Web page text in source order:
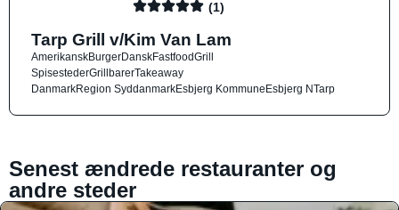
(1)
Tarp Grill v/Kim Van Lam
AmerikanskBurgerDanskFastfoodGrill
SpisestederGrillbarerTakeaway
DanmarkRegion SyddanmarkEsbjerg KommuneEsbjerg NTarp
Senest ændrede restauranter og
andre steder